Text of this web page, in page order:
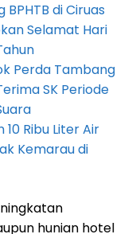
di Ciruas
Selamat Hari
Perda Tambang
SK Periode
10 Ribu Liter Air
Kemarau di
hunian hotel